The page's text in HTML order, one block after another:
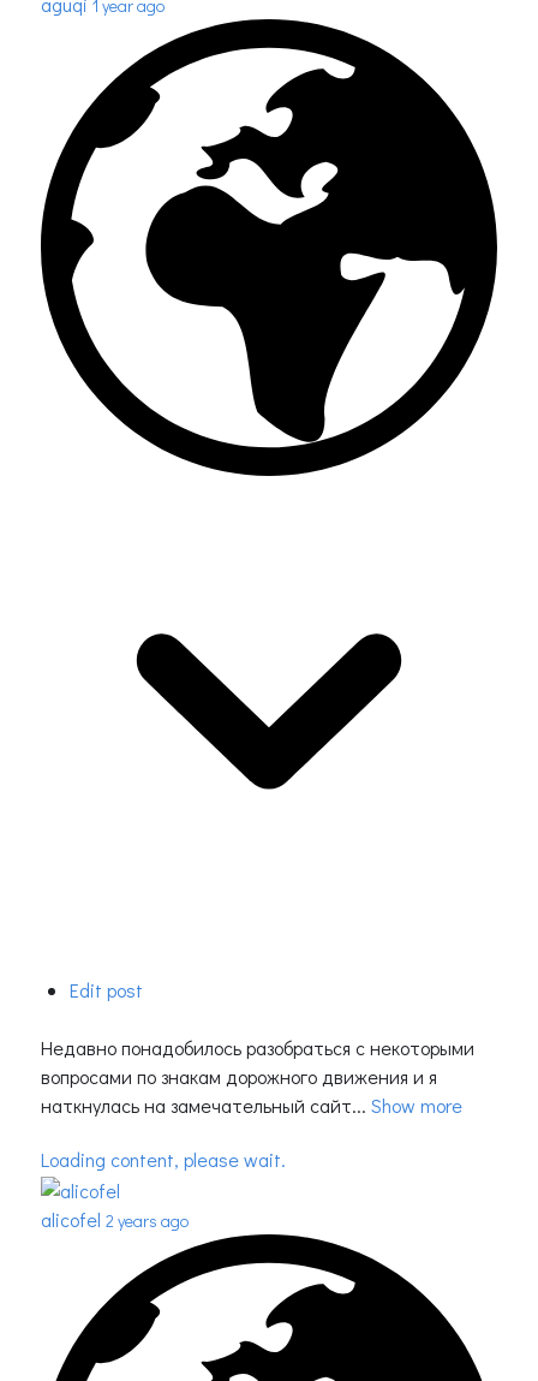
1 year ago
Edit post
Недавно понадобилось разобраться с некоторыми
вопросами по знакам дорожного движения и я
наткнулась на замечательный сайт... Show more
Loading content, please wait.
alicofel 2 years ago